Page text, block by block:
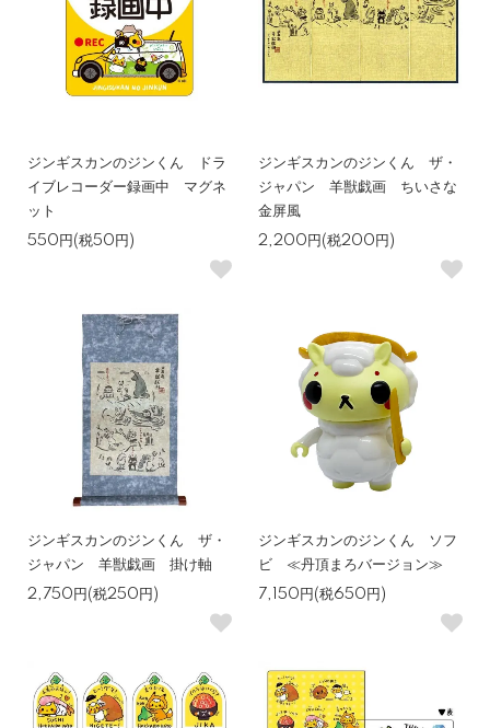
ジンギスカンのジンくん ドラ
イブレコーダー録画中 マグネ
ット
550円(税50円)
ジンギスカンのジンくん ザ・
ジャパン 羊獣戯画 ちいさな
金屏風
2,200円(税200円)
ジンギスカンのジンくん ザ・
ジャパン 羊獣戯画 掛け軸
2,750円(税250円)
ジンギスカンのジンくん ソフ
ビ ≪丹頂まろバージョン≫
7,150円(税650円)